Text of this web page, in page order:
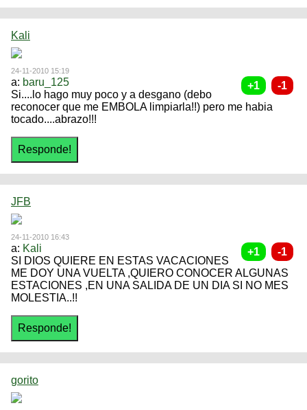
Kali
24-11-2010 15:19
a: baru_125
Si....lo hago muy poco y a desgano (debo
reconocer que me EMBOLA limpiarla!!) pero me habia
tocado....abrazo!!!
JFB
24-11-2010 16:43
a: Kali
SI DIOS QUIERE EN ESTAS VACACIONES
ME DOY UNA VUELTA ,QUIERO CONOCER ALGUNAS
ESTACIONES ,EN UNA SALIDA DE UN DIA SI NO MES
MOLESTIA..!!
gorito